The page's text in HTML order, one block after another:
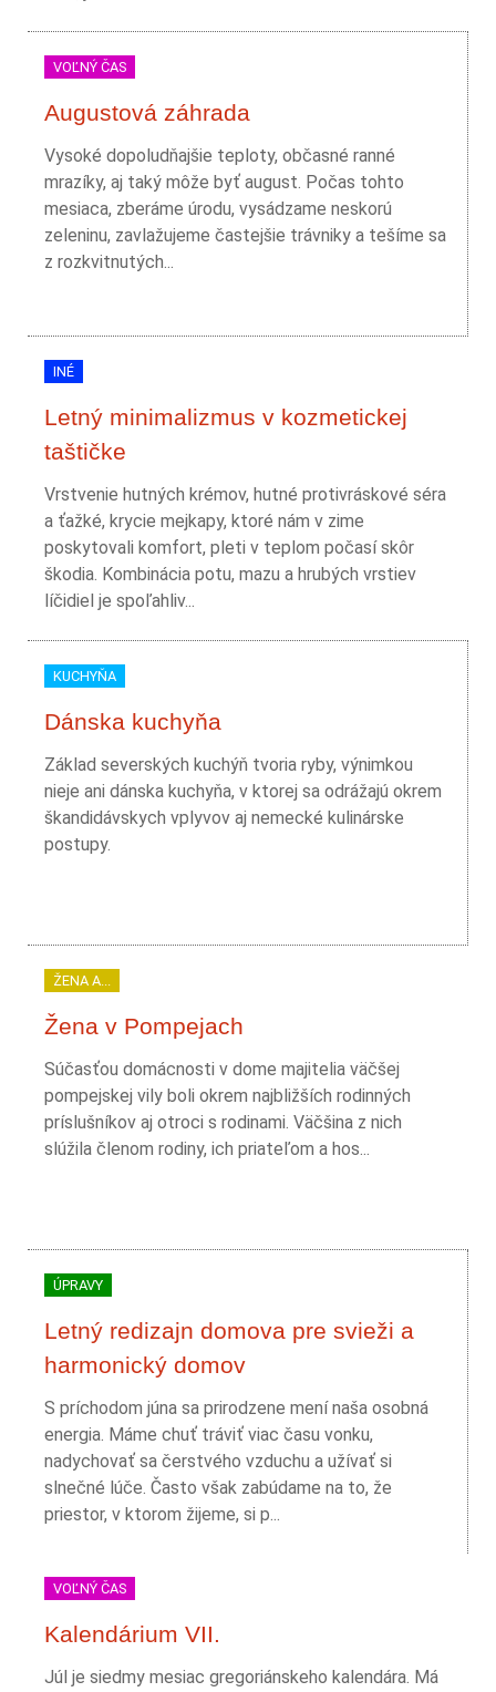
VOĽNÝ ČAS
Augustová záhrada
Vysoké dopoludňajšie teploty, občasné ranné
mrazíky, aj taký môže byť august. Počas tohto
mesiaca, zberáme úrodu, vysádzame neskorú
zeleninu, zavlažujeme častejšie trávniky a tešíme sa
z rozkvitnutých...
INÉ
Letný minimalizmus v kozmetickej
taštičke
Vrstvenie hutných krémov, hutné protivráskové séra
a ťažké, krycie mejkapy, ktoré nám v zime
poskytovali komfort, pleti v teplom počasí skôr
škodia. Kombinácia potu, mazu a hrubých vrstiev
líčidiel je spoľahliv...
KUCHYŇA
Dánska kuchyňa
Základ severských kuchýň tvoria ryby, výnimkou
nieje ani dánska kuchyňa, v ktorej sa odrážajú okrem
škandidávskych vplyvov aj nemecké kulinárske
postupy.
ŽENA A...
Žena v Pompejach
Súčasťou domácnosti v dome majitelia väčšej
pompejskej vily boli okrem najbližších rodinných
príslušníkov aj otroci s rodinami. Väčšina z nich
slúžila členom rodiny, ich priateľom a hos...
ÚPRAVY
Letný redizajn domova pre svieži a
harmonický domov
S príchodom júna sa prirodzene mení naša osobná
energia. Máme chuť tráviť viac času vonku,
nadychovať sa čerstvého vzduchu a užívať si
slnečné lúče. Často však zabúdame na to, že
priestor, v ktorom žijeme, si p...
VOĽNÝ ČAS
Kalendárium VII.
Júl je siedmy mesiac gregoriánskeho kalendára. Má